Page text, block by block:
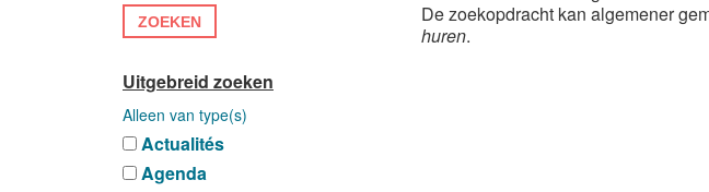
ZOEKEN
Uitgebreid zoeken
Alleen van type(s)
Actualités
Agenda
De zoekopdracht kan algemener
huren.